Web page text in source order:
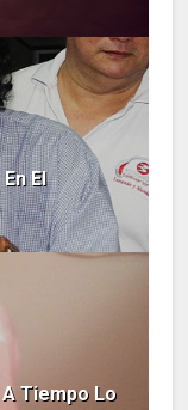
El
Tiempo Lo